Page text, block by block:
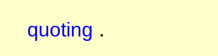
quoting .